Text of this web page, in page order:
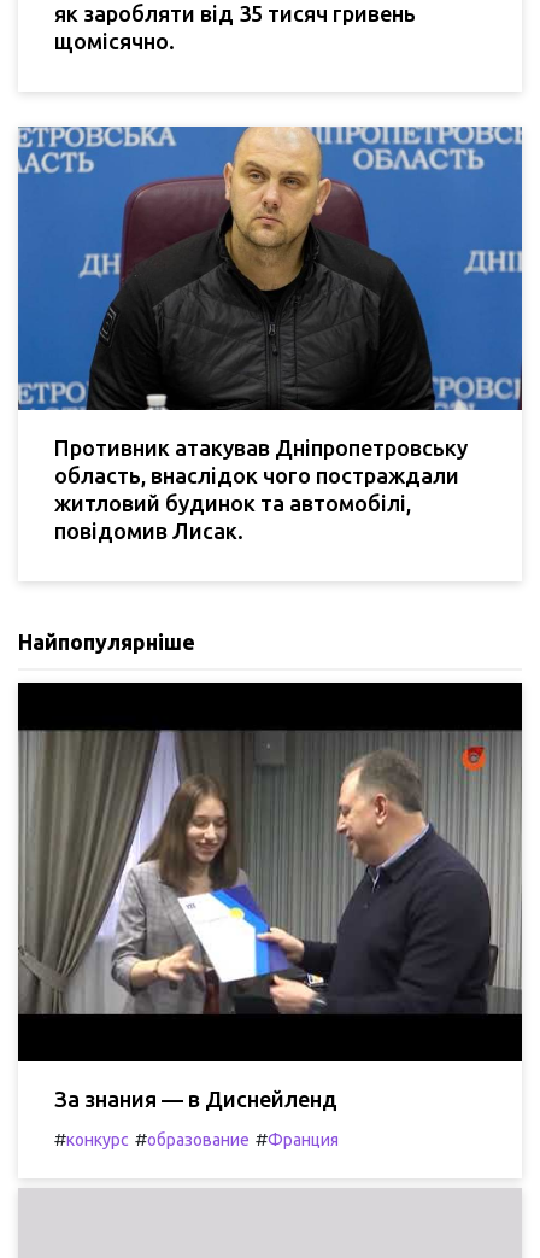
як заробляти від 35 тисяч гривень
щомісячно.
Противник атакував Дніпропетровську
область, внаслідок чого постраждали
житловий будинок та автомобілі,
повідомив Лисак.
Найпопулярніше
За знания — в Диснейленд
#конкурс #образование #Франция